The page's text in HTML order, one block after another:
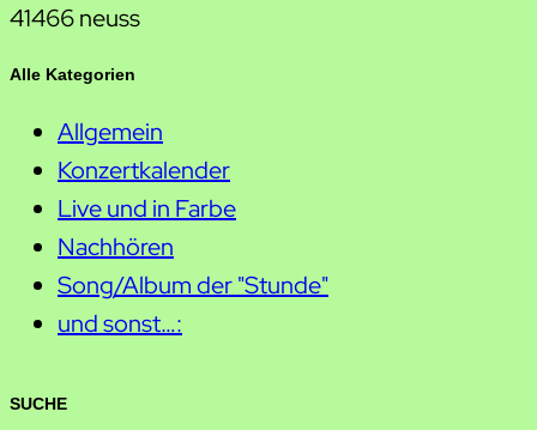
41466 neuss
Alle Kategorien
Allgemein
Konzertkalender
Live und in Farbe
Nachhören
Song/Album der "Stunde"
und sonst…:
SUCHE